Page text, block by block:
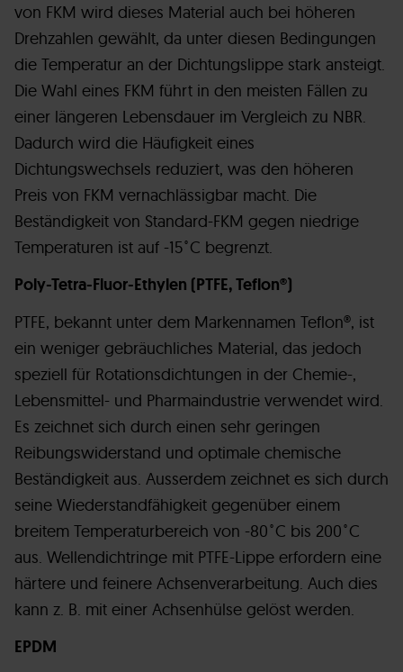
von FKM wird dieses Material auch bei höheren
Drehzahlen gewählt, da unter diesen Bedingungen
die Temperatur an der Dichtungslippe stark ansteigt.
Die Wahl eines FKM führt in den meisten Fällen zu
einer längeren Lebensdauer im Vergleich zu NBR.
Dadurch wird die Häufigkeit eines
Dichtungswechsels reduziert, was den höheren
Preis von FKM vernachlässigbar macht. Die
Beständigkeit von Standard-FKM gegen niedrige
Temperaturen ist auf -15˚C begrenzt.
Poly-Tetra-Fluor-Ethylen (PTFE, Teflon®)
PTFE, bekannt unter dem Markennamen Teflon®, ist
ein weniger gebräuchliches Material, das jedoch
speziell für Rotationsdichtungen in der Chemie-,
Lebensmittel- und Pharmaindustrie verwendet wird.
Es zeichnet sich durch einen sehr geringen
Reibungswiderstand und optimale chemische
Beständigkeit aus. Ausserdem zeichnet es sich durch
seine Wiederstandfähigkeit gegenüber einem
breitem Temperaturbereich von -80˚C bis 200˚C
aus. Wellendichtringe mit PTFE-Lippe erfordern eine
härtere und feinere Achsenverarbeitung. Auch dies
kann z. B. mit einer Achsenhülse gelöst werden.
EPDM